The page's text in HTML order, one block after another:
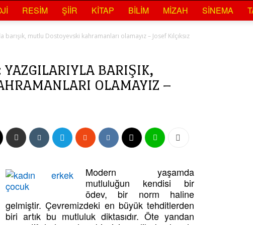
RESIM ŞIIR KITAP BILIM MIZAH SINEMA
barışık, mutlu Dostoyevski kahramanları olamayız – Josef Kılçıksız
BARIŞIK,
OLAMAYIZ –
Modern yaşamda
mutluluğun kendisi bir
ödev, bir norm haline
gelmiştir. Çevremizdeki en büyük tehditlerden
biri artık bu mutluluk diktasıdır. Öte yandan